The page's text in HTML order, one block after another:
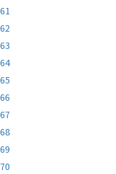
61
62
63
64
65
66
67
68
69
70